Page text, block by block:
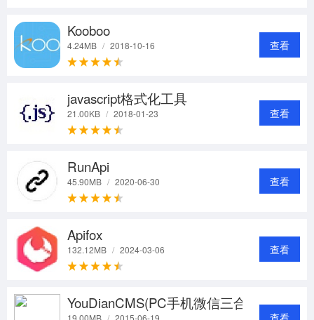
Kooboo
4.24MB / 2018-10-16 查看
javascript格式化工具
21.00KB / 2018-01-23 查看
RunApi
45.90MB / 2020-06-30 查看
Apifox
132.12MB / 2024-03-06 查看
YouDianCMS(PC手机微信三合一)
19.00MB / 2015-06-19 查看